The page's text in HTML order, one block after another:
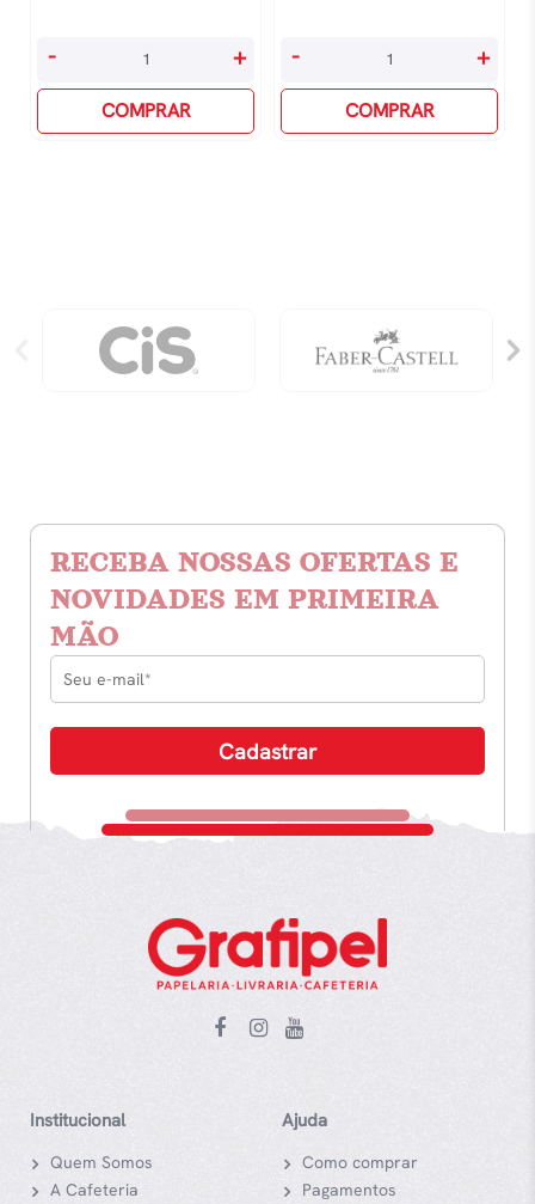
Saude
Familia
- +
COMPRAR
Saude
Familia
- +
COMPRAR
RECEBA NOSSAS OFERTAS E
NOVIDADES EM PRIMEIRA
MÃO
Institucional
Quem Somos
A Cafeteria
Ajuda
Como comprar
Pagamentos